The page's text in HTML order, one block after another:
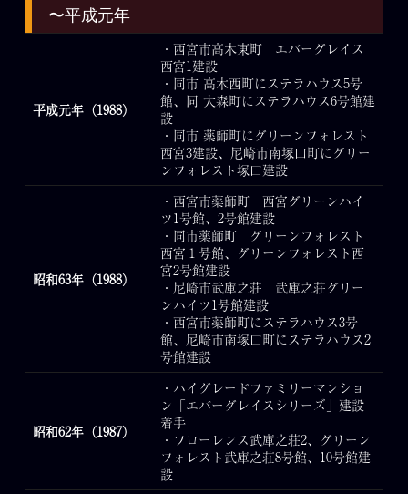
〜平成元年
平成元年（1988）
・西宮市高木東町 エバーグレイス
西宮1建設
・同市 高木西町にステラハウス5号
館、同 大森町にステラハウス6号館建
設
・同市 薬師町にグリーンフォレスト
西宮3建設、尼崎市南塚口町にグリー
ンフォレスト塚口建設
昭和63年（1988）
・西宮市薬師町 西宮グリーンハイ
ツ1号館、2号館建設
・同市薬師町 グリーンフォレスト
西宮１号館、グリーンフォレスト西
宮2号館建設
・尼崎市武庫之荘 武庫之荘グリー
ンハイツ1号館建設
・西宮市薬師町にステラハウス3号
館、尼崎市南塚口町にステラハウス2
号館建設
昭和62年（1987）
・ハイグレードファミリーマンショ
ン「エバーグレイスシリーズ」建設
着手
・フローレンス武庫之荘2、グリーン
フォレスト武庫之荘8号館、10号館建
設